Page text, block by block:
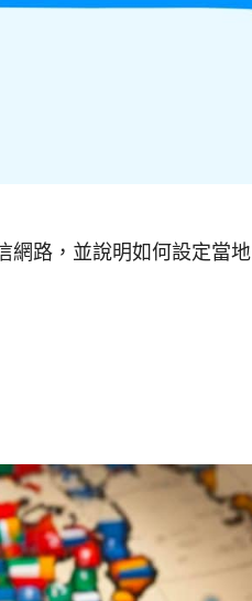
網路，並說明如何設定當地